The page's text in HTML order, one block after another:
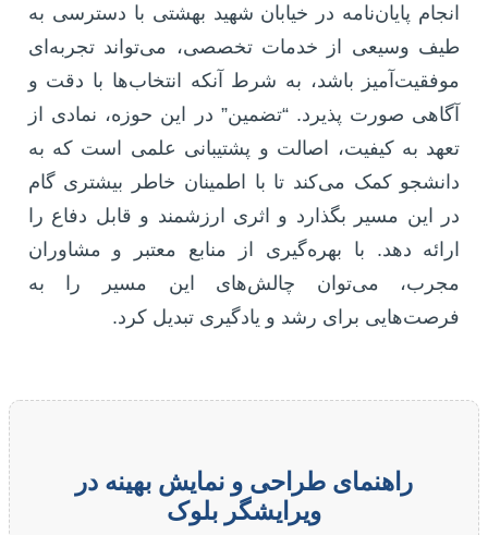
انجام پایان‌نامه در خیابان شهید بهشتی با دسترسی به
طیف وسیعی از خدمات تخصصی، می‌تواند تجربه‌ای
موفقیت‌آمیز باشد، به شرط آنکه انتخاب‌ها با دقت و
آگاهی صورت پذیرد. “تضمین” در این حوزه، نمادی از
تعهد به کیفیت، اصالت و پشتیبانی علمی است که به
دانشجو کمک می‌کند تا با اطمینان خاطر بیشتری گام
در این مسیر بگذارد و اثری ارزشمند و قابل دفاع را
ارائه دهد. با بهره‌گیری از منابع معتبر و مشاوران
مجرب، می‌توان چالش‌های این مسیر را به
فرصت‌هایی برای رشد و یادگیری تبدیل کرد.
راهنمای طراحی و نمایش بهینه در
ویرایشگر بلوک